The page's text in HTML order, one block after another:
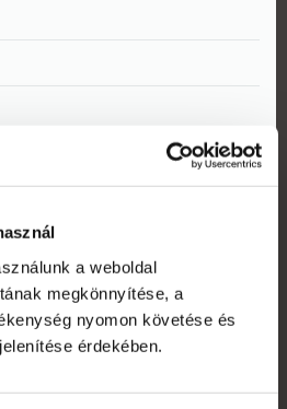
a weboldal
megkönnyítése, a
nyomon követése és
érdekében.
ben kifejezetten beltéri
alakult vállalkozás. Saját
vagyunk rövid határidővel,
ügyfeleinket.